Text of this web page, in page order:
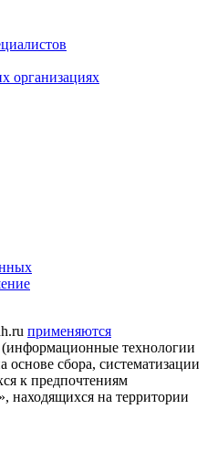
организациях
применяются
(информационные технологии
сбора, систематизации
к предпочтениям
находящихся на территории